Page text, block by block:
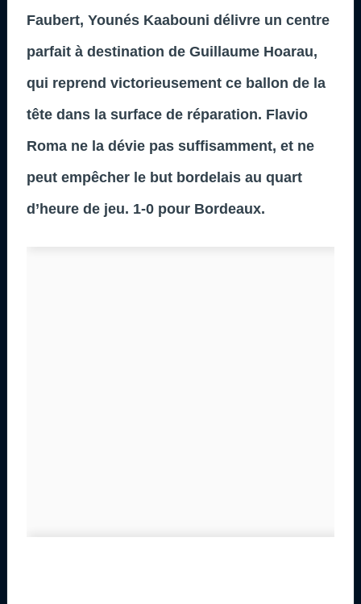
Faubert, Younés Kaabouni délivre un centre
parfait à destination de Guillaume Hoarau,
qui reprend victorieusement ce ballon de la
tête dans la surface de réparation. Flavio
Roma ne la dévie pas suffisamment, et ne
peut empêcher le but bordelais au quart
d’heure de jeu. 1-0 pour Bordeaux.